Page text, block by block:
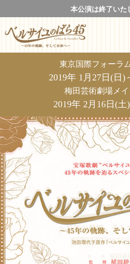
本公演は終了いた
東京国際フォーラ
2019年 1月27日(日)
梅田芸術劇場メ
2019年 2月16日(